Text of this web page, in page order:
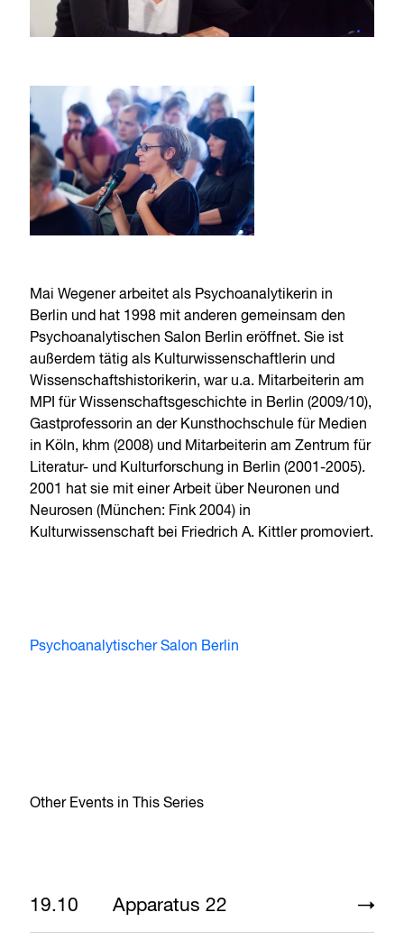
Mai Wegener arbeitet als Psychoanalytikerin in
Berlin und hat 1998 mit anderen gemeinsam den
Psychoanalytischen Salon Berlin eröffnet. Sie ist
außerdem tätig als Kulturwissenschaftlerin und
Wissenschaftshistorikerin, war u.a. Mitarbeiterin am
MPI für Wissenschaftsgeschichte in Berlin (2009/10),
Gastprofessorin an der Kunsthochschule für Medien
in Köln, khm (2008) und Mitarbeiterin am Zentrum für
Literatur- und Kulturforschung in Berlin (2001-2005).
2001 hat sie mit einer Arbeit über Neuronen und
Neurosen (München: Fink 2004) in
Kulturwissenschaft bei Friedrich A. Kittler promoviert.
Psychoanalytischer Salon Berlin
Other Events in This Series
19.10 Apparatus 22